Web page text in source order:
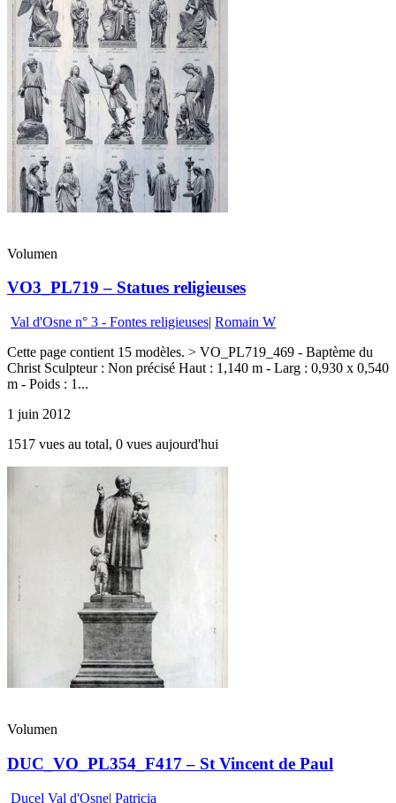
Volumen
VO3_PL719 – Statues religieuses
Val d'Osne n° 3 - Fontes religieuses| Romain W
Cette page contient 15 modèles. > VO_PL719_469 - Baptème du
Christ Sculpteur : Non précisé Haut : 1,140 m - Larg : 0,930 x 0,540
m - Poids : 1...
1 juin 2012
1517 vues au total, 0 vues aujourd'hui
Volumen
DUC_VO_PL354_F417 – St Vincent de Paul
Ducel Val d'Osne| Patricia